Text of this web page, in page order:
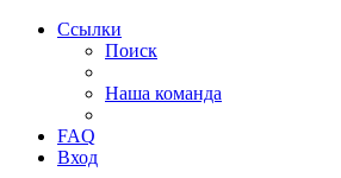
Ссылки
Поиск
Наша команда
FAQ
Вход